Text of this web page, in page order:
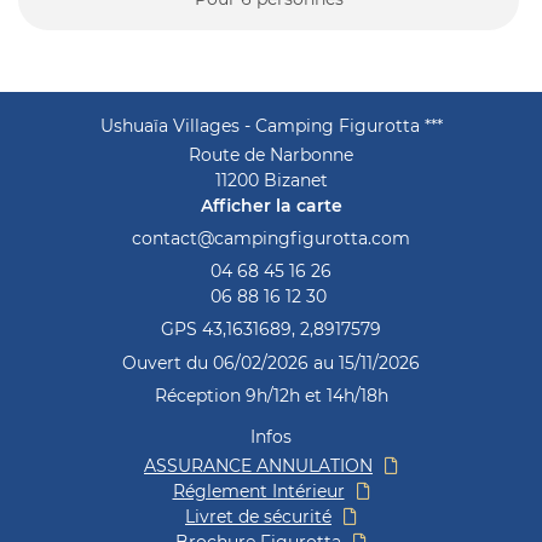
Ushuaïa Villages - Camping Figurotta ***
Route de Narbonne
11200 Bizanet
Afficher la carte
04 68 45 16 26
06 88 16 12 30
GPS 43,1631689, 2,8917579
Ouvert du 06/02/2026 au 15/11/2026
Réception 9h/12h et 14h/18h
Infos
ASSURANCE ANNULATION
Réglement Intérieur
Livret de sécurité